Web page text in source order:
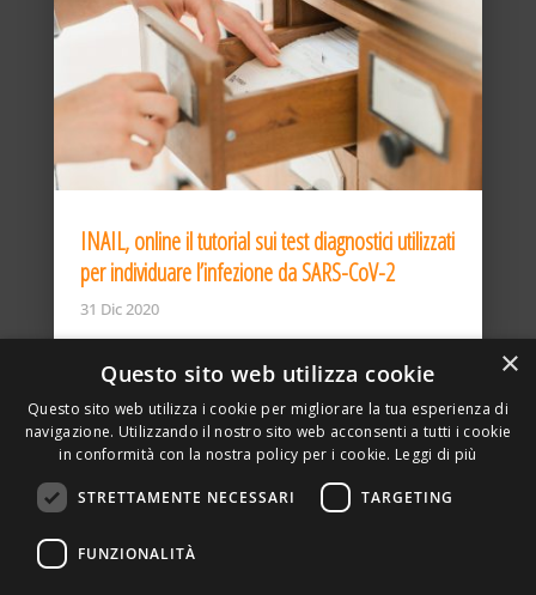
INAIL, online il tutorial sui test diagnostici utilizzati
per individuare l’infezione da SARS-CoV-2
31 Dic 2020
DELLA TORRE, 15 – 20127 – MILANO – P. IVA
×
Questo sito web utilizza cookie
Questo sito web utilizza i cookie per migliorare la tua esperienza di
navigazione. Utilizzando il nostro sito web acconsenti a tutti i cookie
in conformità con la nostra policy per i cookie. Leggi di più
STRETTAMENTE NECESSARI TARGETING
FUNZIONALITÀ